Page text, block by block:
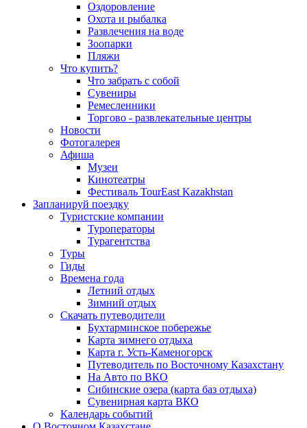
Оздоровление
Охота и рыбалка
Развлечения на воде
Зоопарки
Пляжи
Что купить?
Что забрать с собой
Сувениры
Ремесленники
Торгово - развлекательные центры
Новости
Фотогалерея
Афиша
Музеи
Кинотеатры
Фестиваль TourEast Kazakhstan
Запланируй поездку
Туристские компании
Туроператоры
Турагентства
Туры
Гиды
Времена года
Летний отдых
Зимний отдых
Скачать путеводители
Бухтарминское побережье
Карта зимнего отдыха
Карта г. Усть-Каменогорск
Путеводитель по Восточному Казахстану
На Авто по ВКО
Сибинские озера (карта баз отдыха)
Сувенирная карта ВКО
Календарь событий